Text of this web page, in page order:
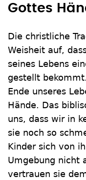
Gottes
Die christliche
Weisheit auf,
seines Lebens
gestellt
Ende unseres
Hände. Das
uns, dass wir in
sie noch so
Kinder sich von
Umgebung nicht
vertrauen sie